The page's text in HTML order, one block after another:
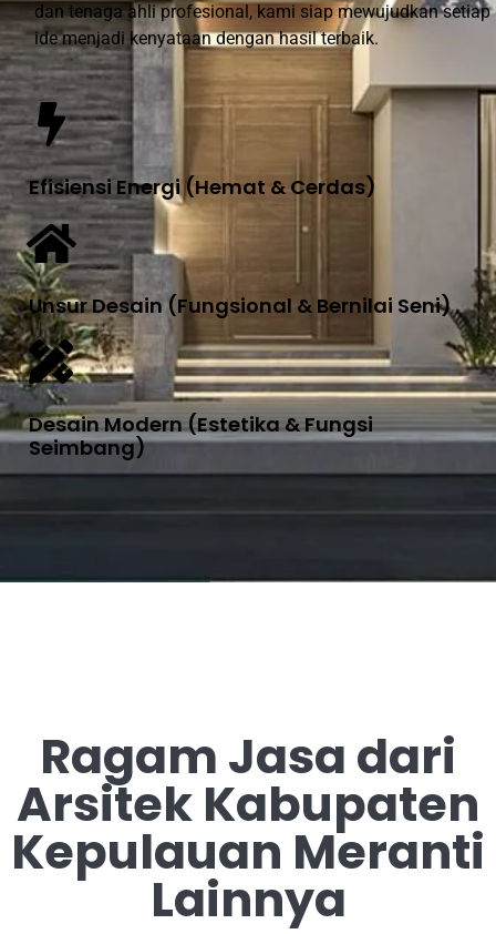
dan tenaga ahli profesional, kami siap mewujudkan setiap
ide menjadi kenyataan dengan hasil terbaik.
Efisiensi Energi (Hemat & Cerdas)
Unsur Desain (Fungsional & Bernilai Seni)
Desain Modern (Estetika & Fungsi
Seimbang)
Ragam Jasa dari
Arsitek Kabupaten
Kepulauan Meranti
Lainnya